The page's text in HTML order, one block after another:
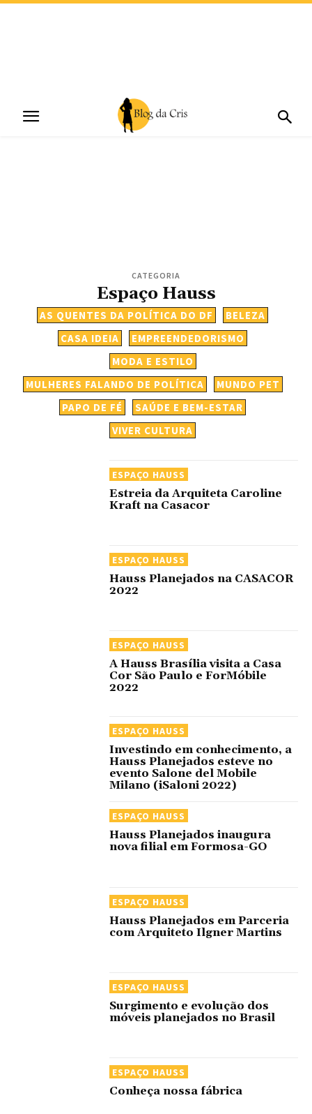
CATEGORIA
Espaço Hauss
AS QUENTES DA POLÍTICA DO DF
BELEZA
CASA IDEIA
EMPREENDEDORISMO
MODA E ESTILO
MULHERES FALANDO DE POLÍTICA
MUNDO PET
PAPO DE FÉ
SAÚDE E BEM-ESTAR
VIVER CULTURA
ESPAÇO HAUSS
Estreia da Arquiteta Caroline
Kraft na Casacor
ESPAÇO HAUSS
Hauss Planejados na CASACOR
2022
ESPAÇO HAUSS
A Hauss Brasília visita a Casa
Cor São Paulo e ForMóbile
2022
ESPAÇO HAUSS
Investindo em conhecimento, a
Hauss Planejados esteve no
evento Salone del Mobile
Milano (iSaloni 2022)
ESPAÇO HAUSS
Hauss Planejados inaugura
nova filial em Formosa-GO
ESPAÇO HAUSS
Hauss Planejados em Parceria
com Arquiteto Ilgner Martins
ESPAÇO HAUSS
Surgimento e evolução dos
móveis planejados no Brasil
ESPAÇO HAUSS
Conheça nossa fábrica